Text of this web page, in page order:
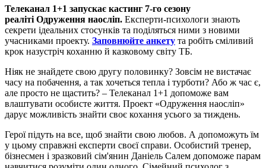
Телеканал 1+1 запускає кастинг 7-го сезону
реаліті Одруження наосліп. Експерти-психологи знають
секрети ідеальних стосунків та поділяться ними з новими
учасниками проекту. Заповнюйте анкету та робіть сміливий
крок назустріч коханню й казковому світу ТБ.
Ніяк не знайдете свою другу половинку? Зовсім не вистачає
часу на побачення, а так хочеться тепла і турботи? Або ж час є,
але просто не щастить? – Телеканал 1+1 допоможе вам
влаштувати особисте життя. Проект «Одруження наосліп»
дарує можливість знайти своє кохання усього за тиждень.
Герої підуть на все, щоб знайти свою любов. А допоможуть їм
у цьому справжні експерти своєї справи. Особистий тренер,
бізнесмен і зразковий сім'янин Даніель Салем допоможе парам